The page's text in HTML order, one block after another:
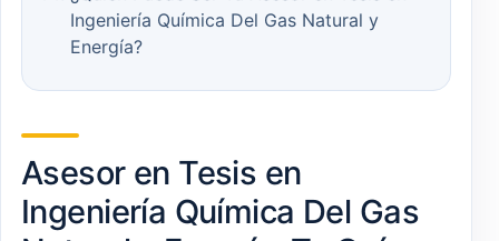
Ingeniería Química Del Gas Natural y
Energía?
Asesor en Tesis en
Ingeniería Química Del Gas